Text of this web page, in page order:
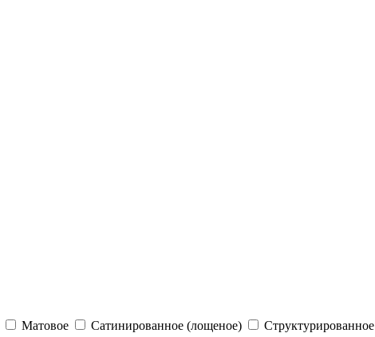
Матовое Сатинированное (лощеное)
Структурированное